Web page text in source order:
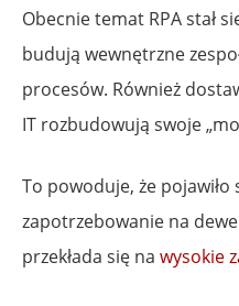
Obecnie temat RPA stał
budują wewnętrzne
procesów. Również
IT rozbudowują swoje
To powoduje, że pojawiło
zapotrzebowanie na
przekłada się na wysokie